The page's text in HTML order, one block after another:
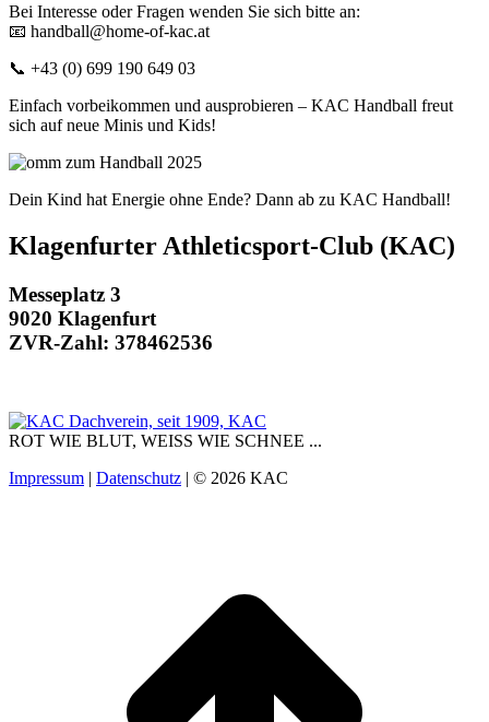
Bei Interesse oder Fragen wenden Sie sich bitte an:
📧 handball@home-of-kac.at
📞 +43 (0) 699 190 649 03
Einfach vorbeikommen und ausprobieren – KAC Handball freut
sich auf neue Minis und Kids!
Dein Kind hat Energie ohne Ende? Dann ab zu KAC Handball!
Klagenfurter Athleticsport-Club (KAC)
Messeplatz 3
9020 Klagenfurt
ZVR-Zahl: 378462536
ROT WIE BLUT, WEISS WIE SCHNEE ...
Impressum
Datenschutz | © 2026 KAC